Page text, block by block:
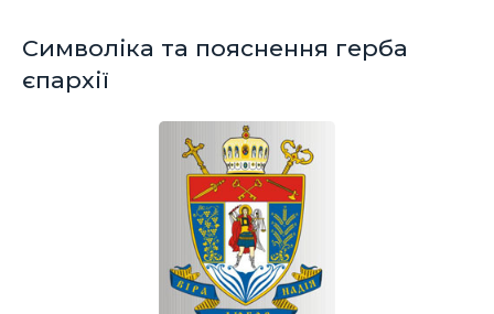
Символіка та пояснення герба
єпархії